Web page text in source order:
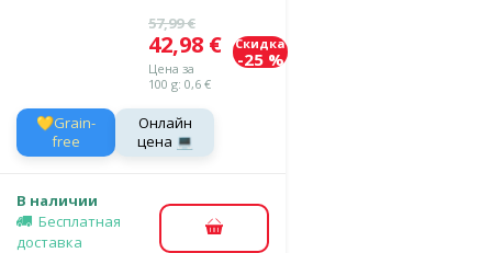
Исходная цена
57,99 €
Цена
42,98 €
Цена за
100 g: 0,6 €
Скидка
-25 %
💛Grain-
free
Онлайн
цена 💻
В наличии
Бесплатная
доставка
В корзину